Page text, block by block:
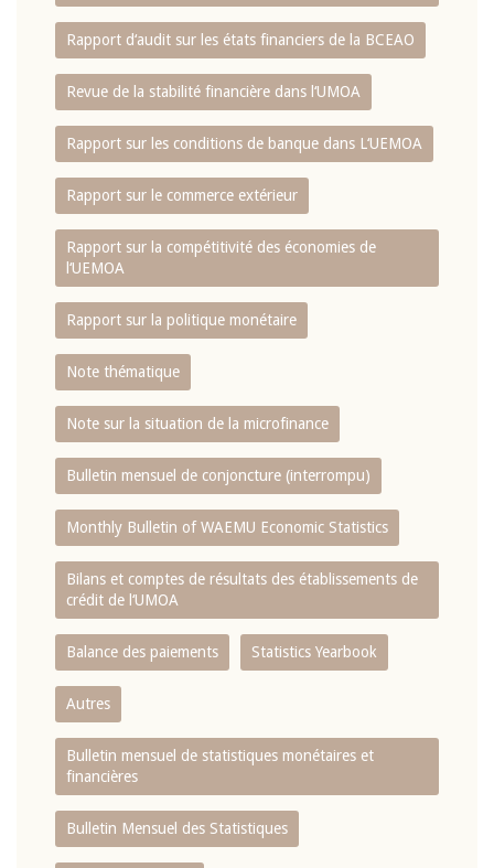
Rapport d‘audit sur les états financiers de la BCEAO
Revue de la stabilité financière dans l‘UMOA
Rapport sur les conditions de banque dans L‘UEMOA
Rapport sur le commerce extérieur
Rapport sur la compétitivité des économies de
l‘UEMOA
Rapport sur la politique monétaire
Note thématique
Note sur la situation de la microfinance
Bulletin mensuel de conjoncture (interrompu)
Monthly Bulletin of WAEMU Economic Statistics
Bilans et comptes de résultats des établissements de
crédit de l‘UMOA
Balance des paiements Statistics Yearbook
Autres
Bulletin mensuel de statistiques monétaires et
financières
Bulletin Mensuel des Statistiques